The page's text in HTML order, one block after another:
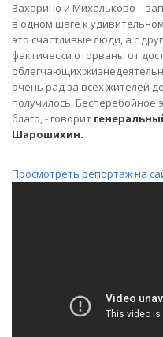
Захарино и Михальково –
в одном шаге к
это счастливые люди, а с
фактически оторваны от
облегчающих
очень рад за всех жителей
получилось. Бесперебойное
благо, - говорит
Шарошихин.
Просмотреть репортаж на